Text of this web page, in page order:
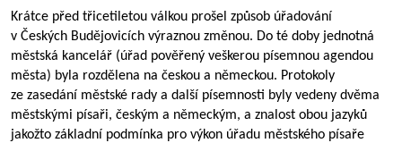
Krátce před třicetiletou válkou prošel způsob úřadování
v Českých Budějovicích výraznou změnou. Do té doby jednotná
městská kancelář (úřad pověřený veškerou písemnou agendou
města) byla rozdělena na českou a německou. Protokoly
ze zasedání městské rady a další písemnosti byly vedeny dvěma
městskými písaři, českým a německým, a znalost obou jazyků
jakožto základní podmínka pro výkon úřadu městského písaře